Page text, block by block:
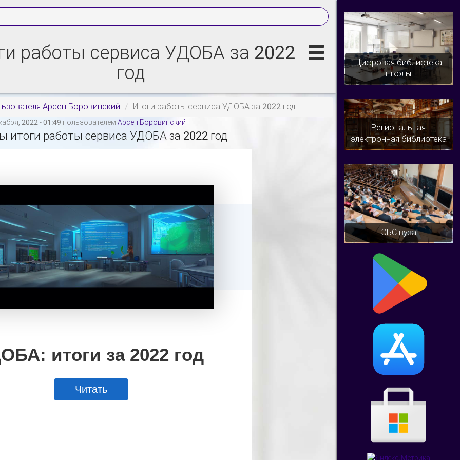
работы сервиса УДОБА за 2022
год
Арсен Боровинский Итоги работы сервиса УДОБА за 2022 год
2022 - 01:49 пользователем Арсен Боровинский
итоги работы сервиса УДОБА за 2022 год
Цифровая библиотека
школы
Региональная
электронная библиотека
ЭБС вуза